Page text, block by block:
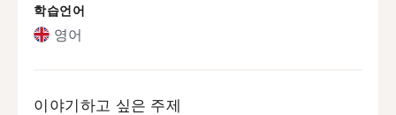
학습언어
영어
이야기하고 싶은 주제